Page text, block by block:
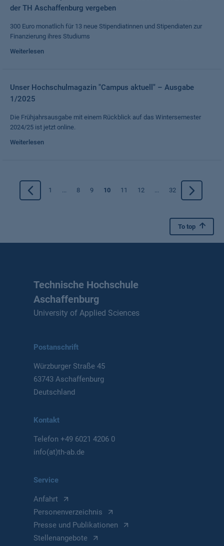
der TH Aschaffenburg vergeben
300 Euro monatlich für 13 neue Stipendiatinnen und Stipendiaten zur
Finanzierung ihres Studiums
Weiterlesen
Unser Hochschulmagazin "Campus aktuell" – Ausgabe
1/2025
Die Frühjahrsausgabe mit einem Rückblick auf das Wintersemester
2024/25 ist jetzt online.
Weiterlesen
1 ... 8 9 10 11 12 ... 32
To top
Technische Hochschule
Aschaffenburg
University of Applied Sciences
Postanschrift
Würzburger Straße 45
63743 Aschaffenburg
Deutschland
Kontakt
Telefon+49 6021 4206 0
info(at)th-ab.de
Service
Anfahrt
Personenverzeichnis
Presse und Publikationen
Stellenangebote